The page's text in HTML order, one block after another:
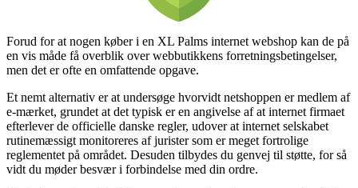
Forud for at nogen køber i en XL Palms internet webshop kan de på
en vis måde få overblik over webbutikkens forretningsbetingelser,
men det er ofte en omfattende opgave.
Et nemt alternativ er at undersøge hvorvidt netshoppen er medlem af
e-mærket, grundet at det typisk er en angivelse af at internet firmaet
efterlever de officielle danske regler, udover at internet selskabet
rutinemæssigt monitoreres af jurister som er meget fortrolige
reglementet på området. Desuden tilbydes du genvej til støtte, for så
vidt du møder besvær i forbindelse med din ordre.